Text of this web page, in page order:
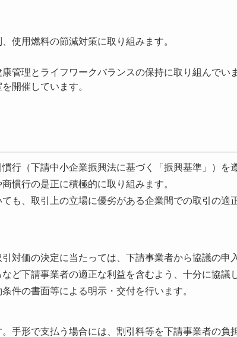
使用燃料の節減対策に取り組みます。
管理とライフワークバランスの保持に取り組んでい
開催しています。
行（下請中小企業振興法に基づく「振興基準」）を
慣行の是正に積極的に取り組みます。
も、取引上の立場に優劣がある企業間での取引の適
対価の決定に当たっては、下請事業者から協議の申
ど下請事業者の適正な利益を含むよう、十分に協議
件の書面等による明示・交付を行います。
手形で支払う場合には、割引料等を下請事業者の負